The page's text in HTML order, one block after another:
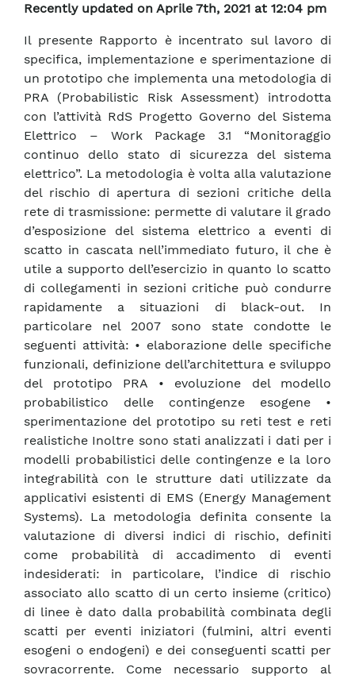
Recently updated on Aprile 7th, 2021 at 12:04 pm
Il presente Rapporto è incentrato sul lavoro di
specifica, implementazione e sperimentazione di
un prototipo che implementa una metodologia di
PRA (Probabilistic Risk Assessment) introdotta
con l’attività RdS Progetto Governo del Sistema
Elettrico – Work Package 3.1 “Monitoraggio
continuo dello stato di sicurezza del sistema
elettrico”. La metodologia è volta alla valutazione
del rischio di apertura di sezioni critiche della
rete di trasmissione: permette di valutare il grado
d’esposizione del sistema elettrico a eventi di
scatto in cascata nell’immediato futuro, il che è
utile a supporto dell’esercizio in quanto lo scatto
di collegamenti in sezioni critiche può condurre
rapidamente a situazioni di black-out. In
particolare nel 2007 sono state condotte le
seguenti attività: • elaborazione delle specifiche
funzionali, definizione dell’architettura e sviluppo
del prototipo PRA • evoluzione del modello
probabilistico delle contingenze esogene •
sperimentazione del prototipo su reti test e reti
realistiche Inoltre sono stati analizzati i dati per i
modelli probabilistici delle contingenze e la loro
integrabilità con le strutture dati utilizzate da
applicativi esistenti di EMS (Energy Management
Systems). La metodologia definita consente la
valutazione di diversi indici di rischio, definiti
come probabilità di accadimento di eventi
indesiderati: in particolare, l’indice di rischio
associato allo scatto di un certo insieme (critico)
di linee è dato dalla probabilità combinata degli
scatti per eventi iniziatori (fulmini, altri eventi
esogeni o endogeni) e dei conseguenti scatti per
sovracorrente. Come necessario supporto al